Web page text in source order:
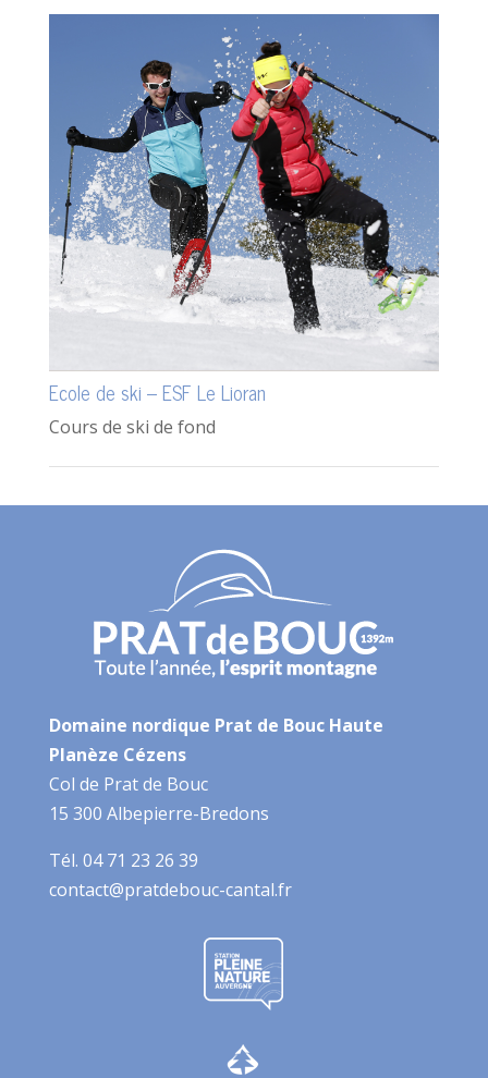
Ecole de ski – ESF Le Lioran
Cours de ski de fond
Domaine nordique Prat de Bouc Haute
Planèze Cézens
Col de Prat de Bouc
15 300 Albepierre-Bredons
Tél. 04 71 23 26 39
contact@pratdebouc-cantal.fr